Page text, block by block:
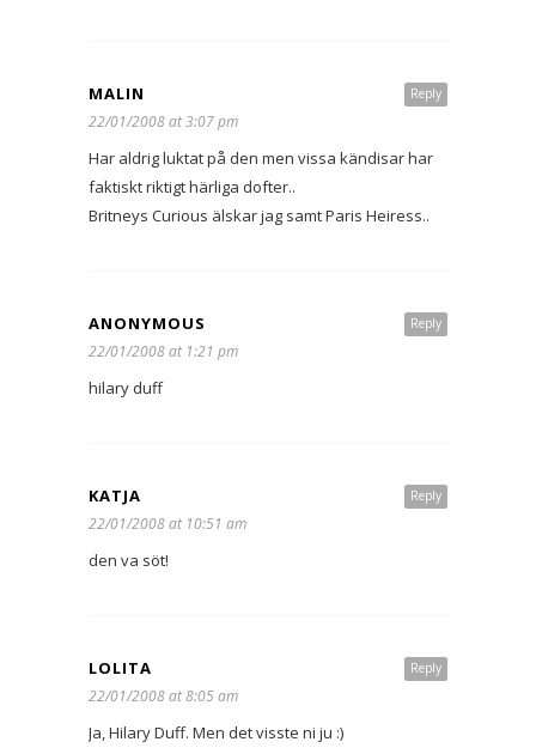
Reply
MALIN
22/01/2008 at 3:07 pm
Har aldrig luktat på den men vissa kändisar har
faktiskt riktigt härliga dofter..
Britneys Curious älskar jag samt Paris Heiress..
Reply
ANONYMOUS
22/01/2008 at 1:21 pm
hilary duff
Reply
KATJA
22/01/2008 at 10:51 am
den va söt!
Reply
LOLITA
22/01/2008 at 8:05 am
Ja, Hilary Duff. Men det visste ni ju :)